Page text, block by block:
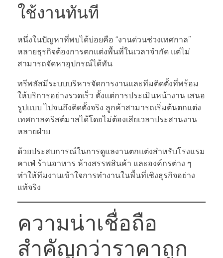
ใช้งานทันที
หนึ่งในปัญหาที่พบได้บ่อยคือ “งานด่วนช่วงเทศกาล”
หลายธุรกิจต้องการตกแต่งพื้นที่ในเวลาจำกัด แต่ไม่
สามารถจัดหาอุปกรณ์ได้ทัน
ทรีพลัสมีระบบบริหารจัดการงานและทีมติดตั้งที่พร้อม
ให้บริการอย่างรวดเร็ว ตั้งแต่การประเมินหน้างาน เสนอ
รูปแบบ ไปจนถึงติดตั้งจริง ลูกค้าสามารถเริ่มต้นตกแต่ง
เทศกาลคริสต์มาสได้โดยไม่ต้องเสียเวลาประสานงาน
หลายฝ่าย
ด้วยประสบการณ์ในการดูแลงานตกแต่งสำหรับโรงแรม
คาเฟ่ ร้านอาหาร ห้างสรรพสินค้า และองค์กรต่าง ๆ
ทำให้ทีมงานเข้าใจการทำงานในพื้นที่เชิงธุรกิจอย่าง
แท้จริง
ความน่าเชื่อถือ
สำคัญกว่าราคาถูก